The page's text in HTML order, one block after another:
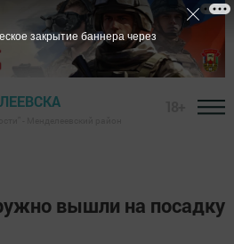
вышли на посадку
закрытие баннера через